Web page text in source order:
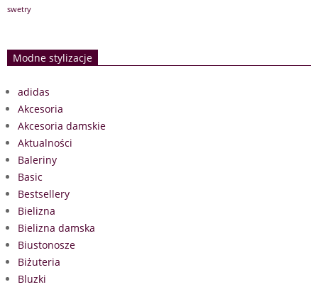
swetry
Modne stylizacje
adidas
Akcesoria
Akcesoria damskie
Aktualności
Baleriny
Basic
Bestsellery
Bielizna
Bielizna damska
Biustonosze
Biżuteria
Bluzki